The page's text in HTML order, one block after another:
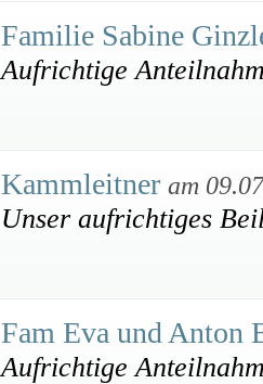
Familie Sabine
Aufrichtige
Kammleitner am
Unser aufrichtiges
Fam Eva und Anton
Aufrichtige